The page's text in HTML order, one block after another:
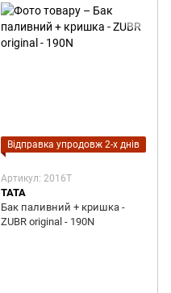
Відправка упродовж 2-х днів
Артикул: 2016T
TATA
Бак паливний + кришка -
ZUBR original - 190N